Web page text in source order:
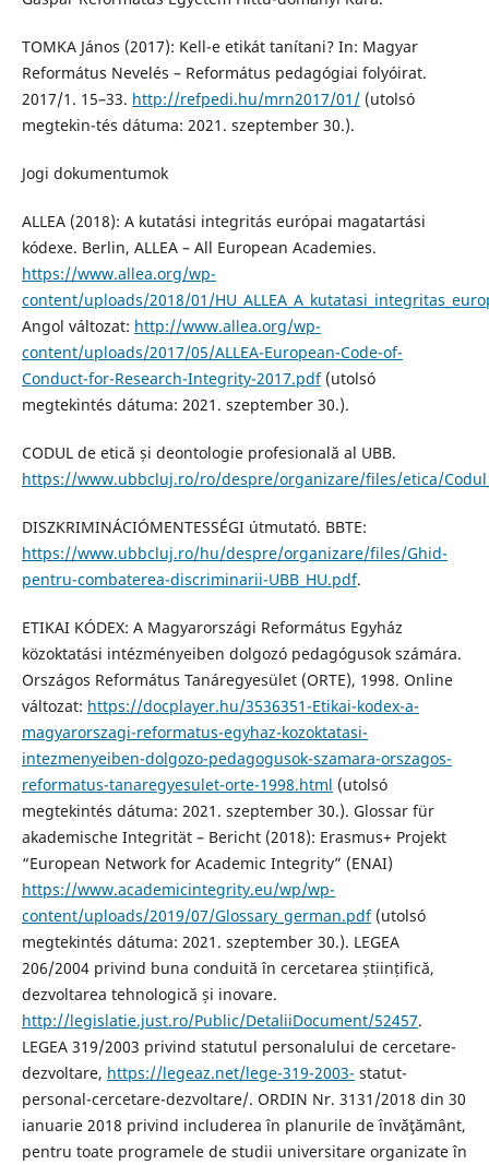
TOMKA János (2017): Kell-e etikát tanítani? In: Magyar
Református Nevelés – Református pedagógiai folyóirat.
2017/1. 15–33. http://refpedi.hu/mrn2017/01/(utolsó
megtekin-tés dátuma: 2021. szeptember 30.).
Jogi dokumentumok
ALLEA (2018): A kutatási integritás európai magatartási
kódexe. Berlin, ALLEA – All European Academies.
https://www.allea.org/wp-
content/uploads/2018/01/
Angol változat: http://www.allea.org/wp-
content/uploads/2017/05/ALLEA-European-Code-of-
Conduct-for-Research-Integrity-2017.pdf(utolsó
megtekintés dátuma: 2021. szeptember 30.).
CODUL de etică și deontologie profesională al UBB.
https://www.ubbcluj.ro/ro/despre/organizare/files/etica/
DISZKRIMINÁCIÓMENTESSÉGI útmutató. BBTE:
https://www.ubbcluj.ro/hu/despre/organizare/files/Ghid-
pentru-combaterea-discriminarii-UBB_HU.pdf.
ETIKAI KÓDEX: A Magyarországi Református Egyház
közoktatási intézményeiben dolgozó pedagógusok számára.
Országos Református Tanáregyesület (ORTE), 1998. Online
változat: https://docplayer.hu/3536351-Etikai-kodex-a-
magyarorszagi-reformatus-egyhaz-kozoktatasi-
intezmenyeiben-dolgozo-pedagogusok-szamara-orszagos-
reformatus-tanaregyesulet-orte-1998.html (utolsó
megtekintés dátuma: 2021. szeptember 30.). Glossar für
akademische Integrität – Bericht (2018): Erasmus+ Projekt
“European Network for Academic Integrity” (ENAI)
https://www.academicintegrity.eu/wp/wp-
content/uploads/2019/07/Glossary_german.pdf(utolsó
megtekintés dátuma: 2021. szeptember 30.). LEGEA
206/2004 privind buna conduită în cercetarea științifică,
dezvoltarea tehnologică și inovare.
http://legislatie.just.ro/Public/DetaliiDocument/52457.
LEGEA 319/2003 privind statutul personalului de cercetare-
dezvoltare, https://legeaz.net/lege-319-2003- statut-
personal-cercetare-dezvoltare/. ORDIN Nr. 3131/2018 din 30
ianuarie 2018 privind includerea în planurile de învăţământ,
pentru toate programele de studii universitare organizate în